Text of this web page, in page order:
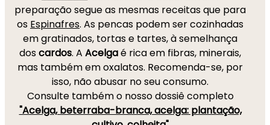
preparação segue as mesmas receitas que para
os Espinafres. As pencas podem ser cozinhadas
em gratinados, tortas e tartes, à semelhança
doscardos. A Acelgaé rica em fibras, minerais,
mas também em oxalatos. Recomenda-se, por
isso, não abusar no seu consumo.
Consulte também o nosso dossiê completo
"Acelga, beterraba-branca, acelga: plantação,